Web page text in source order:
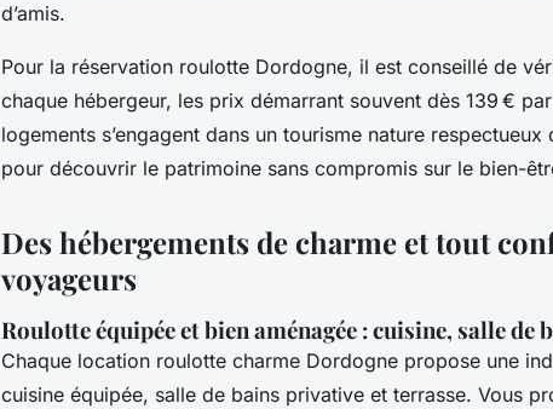
d’amis.
Pour la réservation roulotte Dordogne, il est conseillé de
chaque hébergeur, les prix démarrant souvent dès 139 €
logements s’engagent dans un tourisme nature respectueux
pour découvrir le patrimoine sans compromis sur le bien-
Des hébergements de charme et tout
voyageurs
Roulotte équipée et bien aménagée : cuisine, salle de
Chaque location roulotte charme Dordogne propose une
cuisine équipée, salle de bains privative et terrasse. Vous